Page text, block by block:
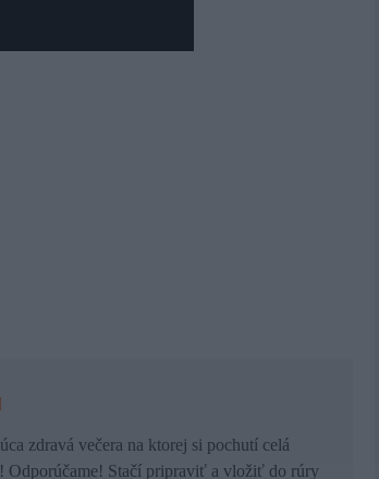
zdravá večera na ktorej si pochutí celá
Odporúčame! Stačí pripraviť a vložiť do rúry